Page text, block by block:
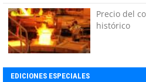
Precio del
histórico
EDICIONES ESPECIALES